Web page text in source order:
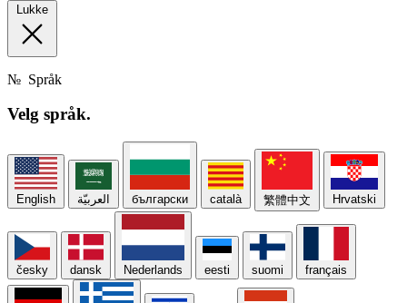
Lukke
№ Språk
Velg språk.
English العربيّة български català 繁體中文 Hrvatski
česky dansk Nederlands eesti suomi français